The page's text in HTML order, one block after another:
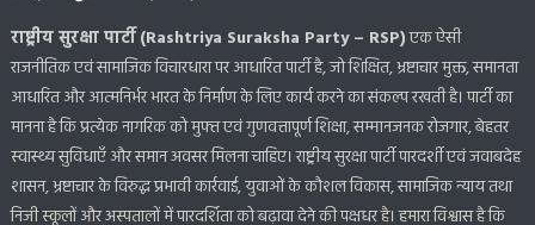
राष्ट्रीय सुरक्षा पार्टी (Rashtriya Suraksha Party – RSP)एक ऐसी
राजनीतिक एवं सामाजिक विचारधारा पर आधारित पार्टी है, जो शिक्षित, भ्रष्टाचार मुक्त, समानता
आधारित और आत्मनिर्भर भारत के निर्माण के लिए कार्य करने का संकल्प रखती है। पार्टी का
मानना है कि प्रत्येक नागरिक को मुफ्त एवं गुणवत्तापूर्ण शिक्षा, सम्मानजनक रोजगार, बेहतर
स्वास्थ्य सुविधाएँ और समान अवसर मिलना चाहिए। राष्ट्रीय सुरक्षा पार्टी पारदर्शी एवं जवाबदेह
शासन, भ्रष्टाचार के विरुद्ध प्रभावी कार्रवाई, युवाओं के कौशल विकास, सामाजिक न्याय तथा
निजी स्कूलों और अस्पतालों में पारदर्शिता को बढ़ावा देने की पक्षधर है। हमारा विश्वास है कि